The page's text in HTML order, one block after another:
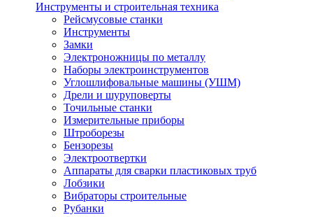
Инструменты и строительная техника
Рейсмусовые станки
Инструменты
Замки
Электроножницы по металлу
Наборы электроинструментов
Углошлифовальные машины (УШМ)
Дрели и шуруповерты
Точильные станки
Измерительные приборы
Штроборезы
Бензорезы
Электроотвертки
Аппараты для сварки пластиковых труб
Лобзики
Вибраторы строительные
Рубанки